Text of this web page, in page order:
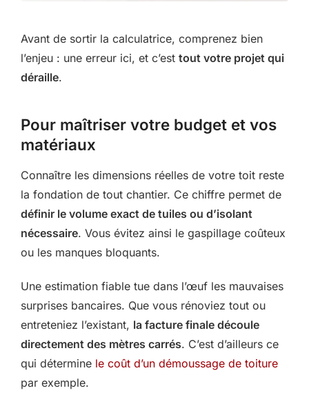
Avant de sortir la calculatrice, comprenez bien
l’enjeu : une erreur ici, et c’est tout votre projet qui
déraille.
Pour maîtriser votre budget et vos
matériaux
Connaître les dimensions réelles de votre toit reste
la fondation de tout chantier. Ce chiffre permet de
définir le volume exact de tuiles ou d’isolant
nécessaire. Vous évitez ainsi le gaspillage coûteux
ou les manques bloquants.
Une estimation fiable tue dans l’œuf les mauvaises
surprises bancaires. Que vous rénoviez tout ou
entreteniez l’existant, la facture finale découle
directement des mètres carrés. C’est d’ailleurs ce
qui détermine le coût d’un démoussage de toiture
par exemple.